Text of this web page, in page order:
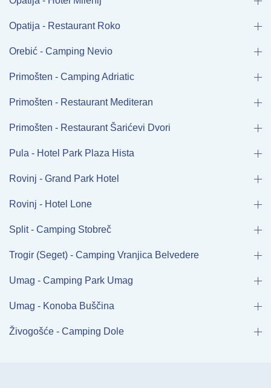
Opatija - Restaurant Roko
Orebić - Camping Nevio
Primošten - Camping Adriatic
Primošten - Restaurant Mediteran
Primošten - Restaurant Šarićevi Dvori
Pula - Hotel Park Plaza Hista
Rovinj - Grand Park Hotel
Rovinj - Hotel Lone
Split - Camping Stobreč
Trogir (Seget) - Camping Vranjica Belvedere
Umag - Camping Park Umag
Umag - Konoba Buščina
Živogošće - Camping Dole